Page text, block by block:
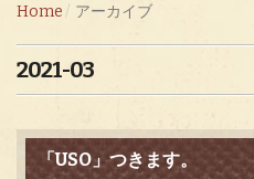
Home アーカイブ
2021-03
「USO」つきます。